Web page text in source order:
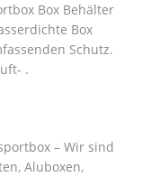
Box Behälter
Box
Schutz.
.
– Wir sind
Aluboxen,